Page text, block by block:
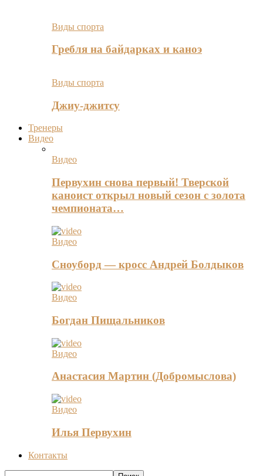
Виды спорта
Гребля на байдарках и каноэ
Виды спорта
Джиу-джитсу
Тренеры
Видео
Видео
Первухин снова первый! Тверской
каноист открыл новый сезон с золота
чемпионата…
Видео
Сноуборд — кросс Андрей Болдыков
Видео
Богдан Пищальников
Видео
Анастасия Мартин (Добромыслова)
Видео
Илья Первухин
Контакты